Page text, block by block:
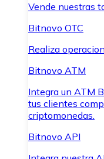
Vende nuestras
Bitnovo OTC
Realiza
Bitnovo ATM
Integra un ATM
tus clientes
criptomonedas.
Bitnovo API